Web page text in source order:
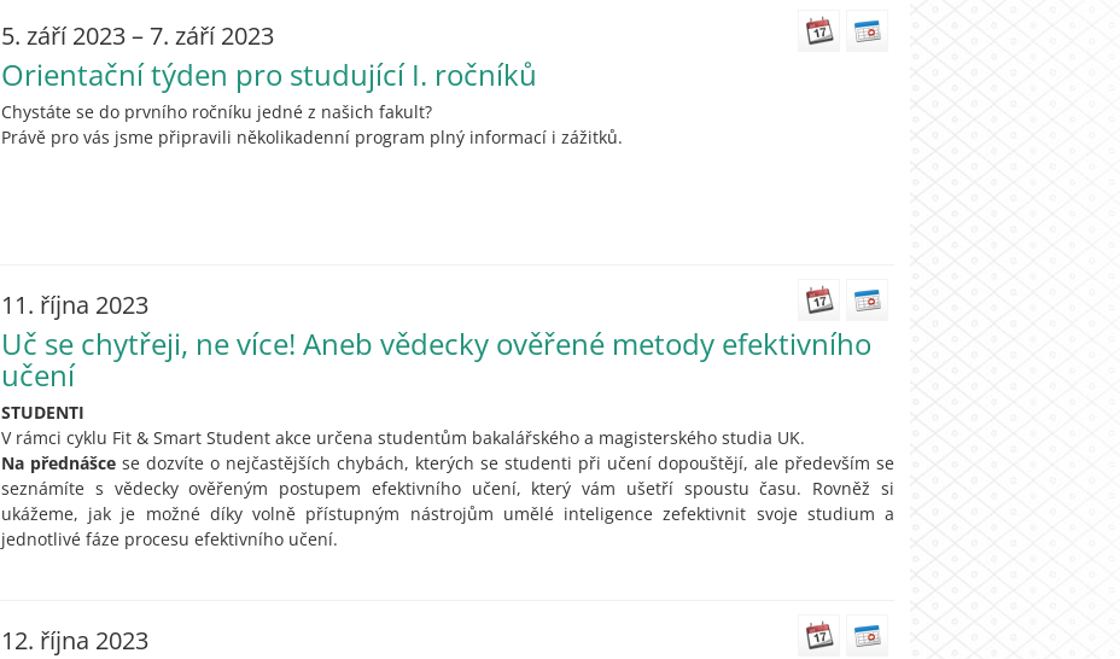
5. září 2023 – 7. září 2023
Orientační týden pro studující I. ročníků
Chystáte se do prvního ročníku jedné z našich fakult?
Právě pro vás jsme připravili několikadenní program plný informací i zážitků.
11. října 2023
Uč se chytřeji, ne více! Aneb vědecky ověřené metody efektivního
učení
STUDENTI
V rámci cyklu Fit & Smart Student akce určena studentům bakalářského a magisterského studia UK.
Na přednášce se dozvíte o nejčastějších chybách, kterých se studenti při učení dopouštějí, ale především se
seznámíte s vědecky ověřeným postupem efektivního učení, který vám ušetří spoustu času. Rovněž si
ukážeme, jak je možné díky volně přístupným nástrojům umělé inteligence zefektivnit svoje studium a
jednotlivé fáze procesu efektivního učení.
12. října 2023